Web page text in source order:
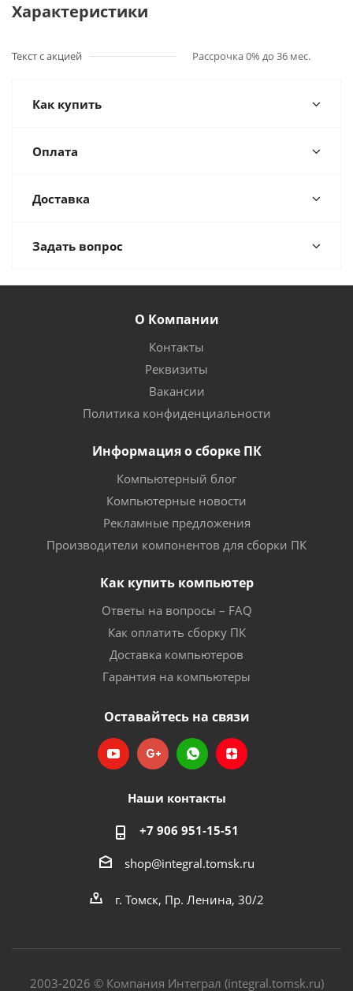
Характеристики
Текст с акцией Рассрочка 0% до 36 мес.
Как купить
Оплата
Доставка
Задать вопрос
О Компании
Контакты
Реквизиты
Вакансии
Политика конфиденциальности
Информация о сборке ПК
Компьютерный блог
Компьютерные новости
Рекламные предложения
Производители компонентов для сборки ПК
Как купить компьютер
Ответы на вопросы – FAQ
Как оплатить сборку ПК
Доставка компьютеров
Гарантия на компьютеры
Оставайтесь на связи
Наши контакты
+7 906 951-15-51
shop@integral.tomsk.ru
г. Томск, Пр. Ленина, 30/2
2003-2026 © Компания Интеграл (integral.tomsk.ru)